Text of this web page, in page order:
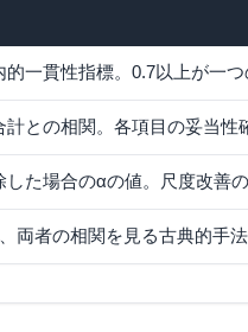
一貫性指標。0.7以上が一つ
との相関。各項目の妥当性
た場合のαの値。尺度改善の
両者の相関を見る古典的手法